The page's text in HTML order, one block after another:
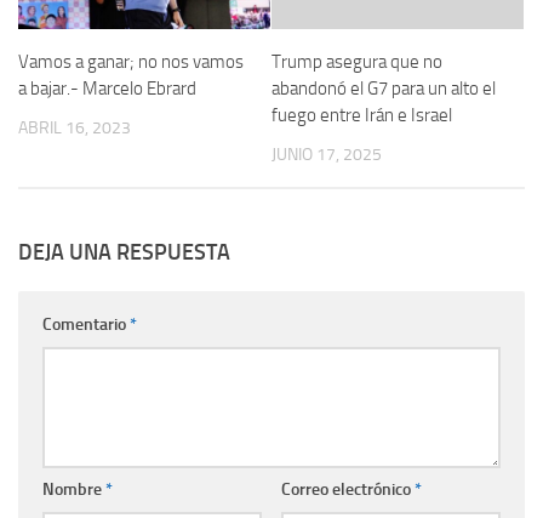
Vamos a ganar; no nos vamos
a bajar.- Marcelo Ebrard
ABRIL 16, 2023
Trump asegura que no
abandonó el G7 para un alto el
fuego entre Irán e Israel
JUNIO 17, 2025
DEJA UNA RESPUESTA
Comentario*
Nombre* Correo electrónico*